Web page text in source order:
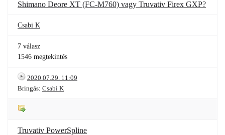
Shimano Deore XT (FC-M760) vagy Truvativ Firex GXP?
Csabi K
7 válasz
1546 megtekintés
2020.07.29. 11:09
Bringás: Csabi K
Truvativ PowerSpline